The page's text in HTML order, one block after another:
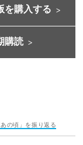
を購入する
購読
の頃」を振り返る